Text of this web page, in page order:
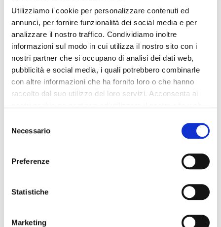
Utilizziamo i cookie per personalizzare contenuti ed
annunci, per fornire funzionalità dei social media e per
analizzare il nostro traffico. Condividiamo inoltre
informazioni sul modo in cui utilizza il nostro sito con i
nostri partner che si occupano di analisi dei dati web,
pubblicità e social media, i quali potrebbero combinarle
con altre informazioni che ha fornito loro o che hanno
raccolto dal suo utilizzo dei loro servizi. Acconsenta ai
delNecessario
Preferenze
Statistiche
Marketing